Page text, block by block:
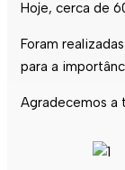
Hoje, cerca de
Foram
para a
Agradecemos a